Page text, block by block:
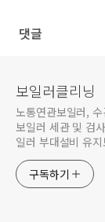
댓글
보일러클리닝
노통연관보일러,
보일러 세관 및 검
일러 부대설비 유
구독하기